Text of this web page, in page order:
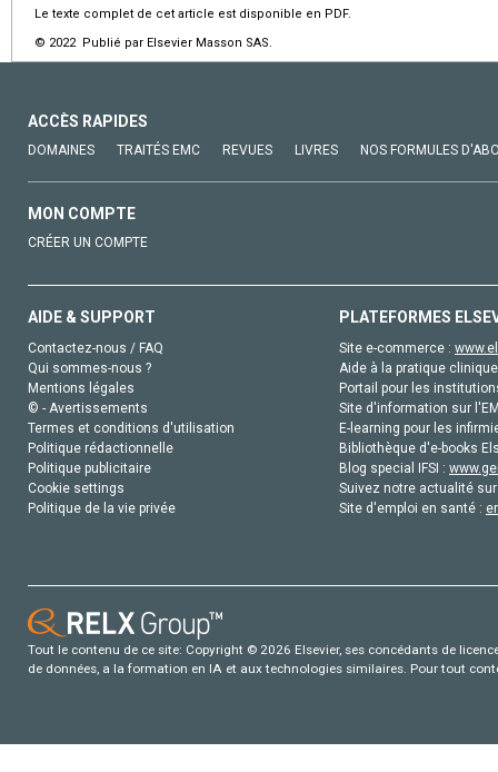
Le texte complet de cet article est disponible en PDF.
© 2022 Publié par Elsevier Masson SAS.
ACCÈS RAPIDES
DOMAINES TRAITÉS EMC REVUES LIVRES NOS FORMULES
MON COMPTE
CRÉER UN COMPTE
AIDE & SUPPORT
Contactez-nous / FAQ
Qui sommes-nous ?
Mentions légales
© - Avertissements
Termes et conditions d'utilisation
Politique rédactionnelle
Politique publicitaire
Cookie settings
Politique de la vie privée
PLATEFORMES
Site e-commerce :
Aide à la pratique
Portail pour les
Site d'information sur
E-learning pour les
Bibliothèque d'e-books
Blog special IFSI :
Suivez notre actualité
Site d'emploi en santé :
Tout le contenu de ce site: Copyright © 2026 Elsevier, ses concédants de
de données, a la formation en IA et aux technologies similaires. Pour tout